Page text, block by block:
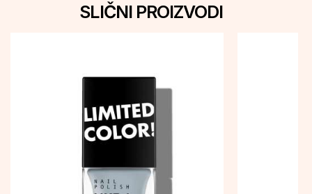
SLIČNI PROIZVODI